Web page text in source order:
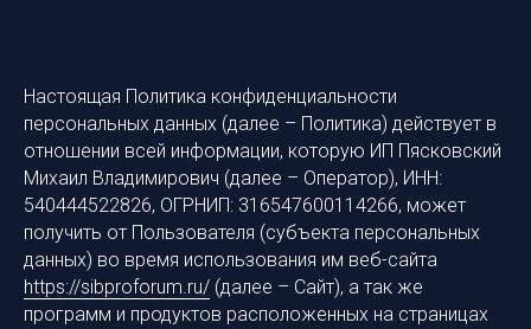
Настоящая Политика конфиденциальности
персональных данных (далее – Политика) действует в
отношении всей информации, которую ИП Пясковский
Михаил Владимирович (далее – Оператор), ИНН:
540444522826, ОГРНИП: 316547600114266, может
получить от Пользователя (субъекта персональных
данных) во время использования им веб-сайта
https://sibproforum.ru/ (далее – Сайт), а так же
программ и продуктов расположенных на страницах